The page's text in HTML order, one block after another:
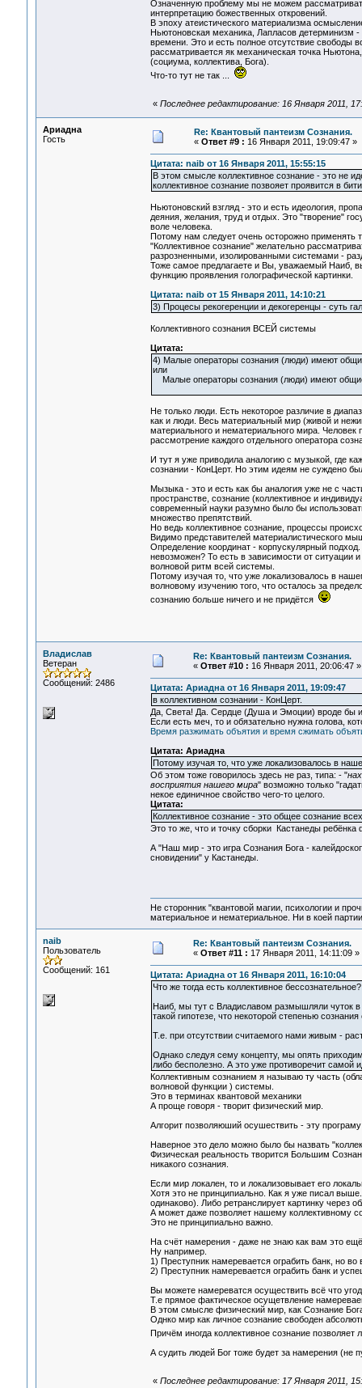
Означенную проблему мы не можем
интерпретацию божественных откровений.
В эпоху атеистического материализма
Ньютоновская механика, Лапласов детерминизм
времени. Это и есть полное отсутствие свободы
рассматривается як механическая точка
(социума, коллектива, Бога).
Что-то тут не так ...
« Последнее редактирование: 16 Января 2011,
Ариадна
Гость
Re: Квантовый пантеизм Сознания.
« Ответ #9 : 16 Января 2011, 19:09:47 »
Цитата: naib от 16 Января 2011, 15:55:15
В этом смысле коллективное сознание - это не
коллективное сознание позвояет проявится в
Ньютоновский взгляд - это и есть идеология,
деяния, желания, труд и отдых. Это "творение"
воле человека.
Потому нам следует очень осторожно применять
"Коллективное сознание" желательно
разрозненными, изолированными системами -
Тоже самое предлагаете и Вы, уважаемый Наиб,
функцию проявления голографической картинки.
Цитата: naib от 15 Января 2011, 14:10:21
3) Процесы рекогеренции и декогеренцы - суть
Коллективного сознания ВСЕЙ системы
Цитата:
4) Малые операторы сознания (люди) имеют
или
Малые операторы сознания (люди) имеют
Не только люди. Есть некоторое различие в
как и люди. Весь материальный мир (живой и
материального и нематериального мира.
рассмотрение каждого отдельного оператора
И тут я уже приводила аналогию с музыкой, где
сознании - КонЦерт. Но этим идеям не суждено
Мызыка - это и есть как бы аналогия уже не с
пространстве, сознание (коллективное и
современный науки разумно было бы
множество препятствий.
Но ведь коллективное сознание, процессы
Видимо представителей материалистического
Определение координат - корпускулярный
невозможен? То есть в зависимости от ситуации
волновой ритм всей системы.
Потому изучая то, что уже локализовалось в
волновому изучению того, что осталось за
сознанию больше ничего и не придётся
Владислав
Ветеран
Сообщений: 2486
Re: Квантовый пантеизм Сознания.
« Ответ #10 : 16 Января 2011, 20:06:47 »
Цитата: Ариадна от 16 Января 2011, 19:09:47
в коллективном сознании - КонЦерт.
Да, Света! Да. Сердце (Душа и Эмоции) вроде бы и
Если есть меч, то и обязательно нужна голова,
Время разжимать объятия и время сжимать
Цитата: Ариадна
Потому изучая то, что уже локализовалось в
Об этом тоже говорилось здесь не раз, типа: - "
восприятия нашего мира" возможно только
некое единичное свойство чего-то целого.
Цитата:
Коллективное сознание - это общее сознание
Это то же, что и точку сборки Кастанеды
А "Наш мир - это игра Сознания Бога -
сновидении" у Кастанеды.
Не сторонник "квантовой магии, психологии и
материальное и нематериальное. Ни в коей
naib
Пользователь
Сообщений: 161
Re: Квантовый пантеизм Сознания.
« Ответ #11 : 17 Января 2011, 14:11:09 »
Цитата: Ариадна от 16 Января 2011, 16:10:04
Что же тогда есть коллективное
Наиб, мы тут с Владиславом размышляли чуток
такой гипотезе, что некоторой степенью
Т.е. при отсутствии считаемого нами живым -
Однако следуя сему концепту, мы опять
либо бесполезно. А это уже противоречит самой
Коллективным сознанием я называю ту часть
волновой функции ) системы.
Это в терминах квантовой механики
А проще говоря - творит физический мир.
Алгорит позволяюший осушествить - эту
Наверное это дело можно было бы назвать
Физическая реальность творится Большим
никакого сознания.
Если мир локален, то и локализовывает его
Хотя это не принципиально. Как я уже писал
одинаково). Либо ретранслирует картинку через
А может даже позволяет нашему коллективному
Это не принципиально важно.
На счёт намерения - даже не знаю как вам это
Ну например.
1) Преступник намеревается ограбить банк, но
2) Преступник намеревается ограбить банк и
Вы можете намереватся осуществить всё что
Т.е прямое фактическое осущетвление
В этом смысле физический мир, как Сознание
Однко мир как личное сознание свободен
Причём иногда коллективное сознание
А судить людей Бог тоже будет за намерения (не
« Последнее редактирование: 17 Января 2011,